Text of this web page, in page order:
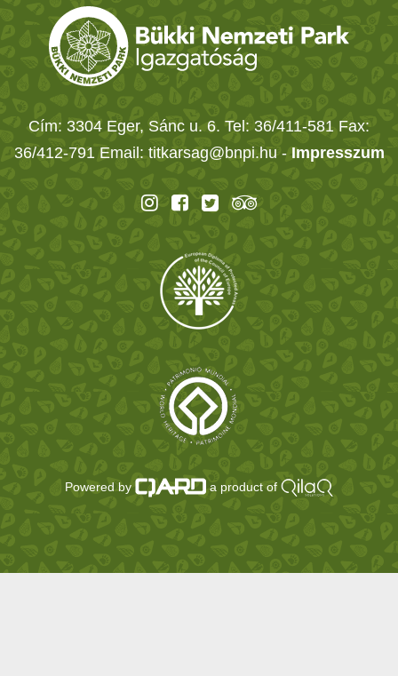
Cím: 3304 Eger, Sánc u. 6. Tel: 36/411-581 Fax:
36/412-791 Email: titkarsag@bnpi.hu - Impresszum
Powered by a product of